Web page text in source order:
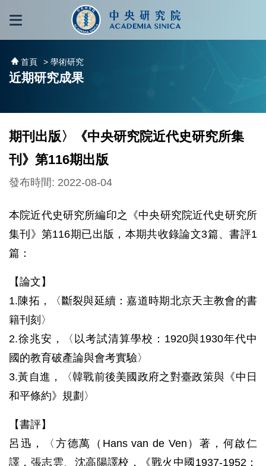
跳到主要內容區塊
首頁 > 學術研究
近期研究成果
期刊出版〉《中央研究院近代史研究所集
刊》第116期出版
發布時間: 2022-08-04
本院近代史研究所編印之《中央研究院近代史研究所
集刊》第116期已出版，本期共收錄論文3篇、書評1
篇：
【論文】
1.陳拓，〈斷裂與延續：嘉道時期北京天主教會的書
籍刊刻〉
2.徐兆安，〈以考試清算學校：1920與1930年代中
國的教育破產論與會考實驗〉
3.黃自進，〈韓戰前後美國政府之對臺政策與《中日
和平條約》規劃〉
【書評】
呂迅，〈方德萬（Hans van de Ven）著，何啟仁
譯，張志雲、沈高陽譯校，《戰火中國1937-1952：